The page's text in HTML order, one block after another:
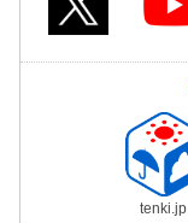
tenki.jp